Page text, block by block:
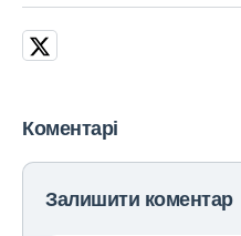
Коментарі
Залишити коментар